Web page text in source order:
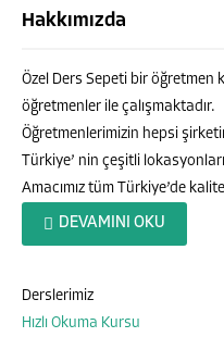
Hakkımızda
Özel Ders Sepeti bir öğretmen
öğretmenler ile çalışmaktadır.
Öğretmenlerimizin hepsi
Türkiye’ nin çeşitli
Amacımız tüm Türkiye’de
DEVAMINI OKU
Derslerimiz
Hızlı Okuma Kursu
Özel Ders Sepeti